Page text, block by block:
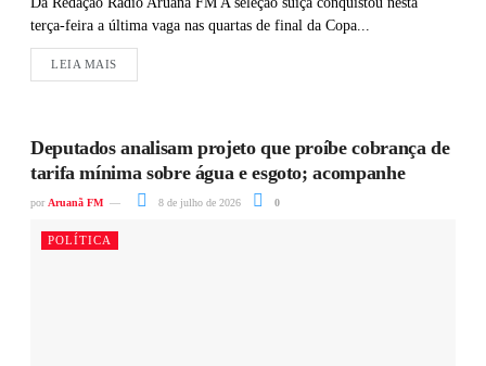
terça-feira a última vaga nas quartas de final da Copa...
LEIA MAIS
Deputados analisam projeto que proíbe cobrança de
tarifa mínima sobre água e esgoto; acompanhe
por Aruanã FM 8 de julho de 2026 0
POLÍTICA